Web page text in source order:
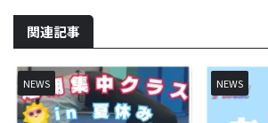
関連記事
NEWS NEWS